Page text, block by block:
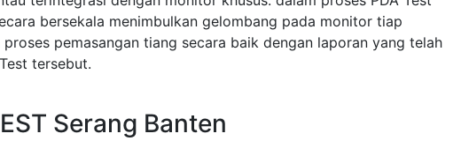
bersekala menimbulkan gelombang pada monitor tiap
pemasangan tiang secara baik dengan laporan yang telah
tersebut.
Serang Banten